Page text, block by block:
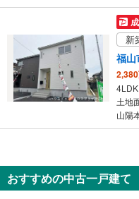
新
福山
4LDK
土地
山陽
福山
おすすめの中古一戸建て